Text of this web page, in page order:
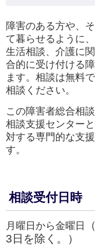
障害のある方や、
て暮らせるように
生活相談、介護に
合的に受け付ける
ます。相談は無料
相談ください。
この障害者総合相
相談支援センター
対する専門的な支
す。
相談受付日時
月曜日から金曜日
3日を除く。）